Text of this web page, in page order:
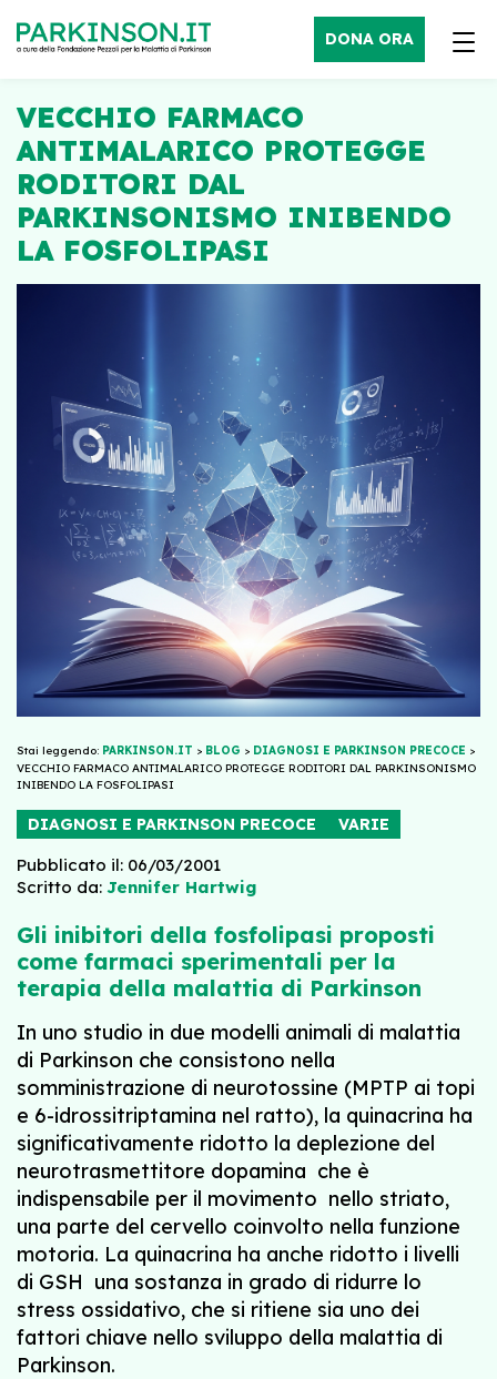
DONA ORA
VECCHIO FARMACO
ANTIMALARICO PROTEGGE
RODITORI DAL
PARKINSONISMO INIBENDO
LA FOSFOLIPASI
Stai leggendo: PARKINSON.IT > BLOG > DIAGNOSI E PARKINSON PRECOCE >
VECCHIO FARMACO ANTIMALARICO PROTEGGE RODITORI DAL PARKINSONISMO
INIBENDO LA FOSFOLIPASI
DIAGNOSI E PARKINSON PRECOCE VARIE
Pubblicato il: 06/03/2001
Scritto da: Jennifer Hartwig
Gli inibitori della fosfolipasi proposti
come farmaci sperimentali per la
terapia della malattia di Parkinson
In uno studio in due modelli animali di malattia
di Parkinson che consistono nella
somministrazione di neurotossine (MPTP ai topi
e 6-idrossitriptamina nel ratto), la quinacrina ha
significativamente ridotto la deplezione del
neurotrasmettitore dopamina  che è
indispensabile per il movimento  nello striato,
una parte del cervello coinvolto nella funzione
motoria. La quinacrina ha anche ridotto i livelli
di GSH  una sostanza in grado di ridurre lo
stress ossidativo, che si ritiene sia uno dei
fattori chiave nello sviluppo della malattia di
Parkinson.